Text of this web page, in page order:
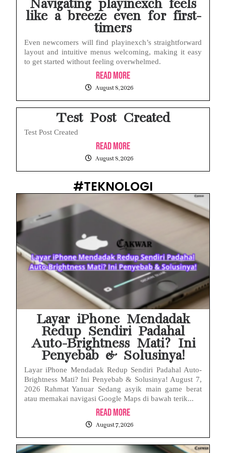
Navigating playinexch feels
like a breeze even for first-
timers
Even newcomers will find playinexch’s straightforward
layout and intuitive menus welcoming, making it easy
to get started without feeling overwhelmed.
Read More
August 8, 2026
Test Post Created
Test Post Created
Read More
August 8, 2026
#TEKNOLOGI
Layar iPhone Mendadak
Redup Sendiri Padahal
Auto-Brightness Mati? Ini
Penyebab & Solusinya!
Layar iPhone Mendadak Redup Sendiri Padahal Auto-
Brightness Mati? Ini Penyebab & Solusinya! August 7,
2026 Rahmat Yanuar Sedang asyik main game berat
atau memakai navigasi Google Maps di bawah terik...
Read More
August 7, 2026